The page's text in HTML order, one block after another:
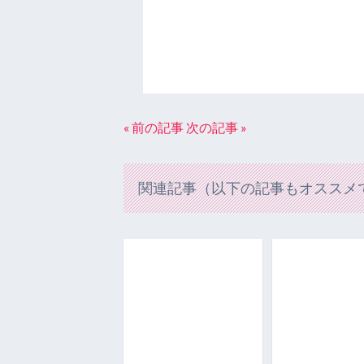
« 前の記事 次の記事 »
関連記事（以下の記事もオススメ